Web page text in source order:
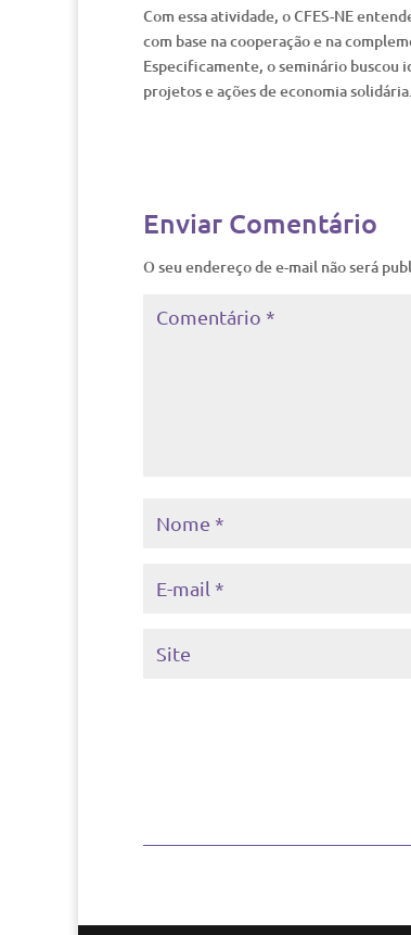
Com essa atividade, o CFES-NE
com base na cooperação e na
Especificamente, o seminário buscou
projetos e ações de economia solidária.
Enviar Comentário
O seu endereço de e-mail não será